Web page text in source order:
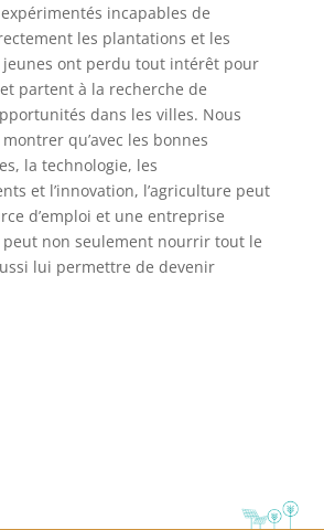
incapables de
les plantations et les
jeunes ont perdu tout intérêt pour
partent à la recherche de
dans les villes. Nous
qu’avec les bonnes
la technologie, les
et l’innovation, l’agriculture peut
d’emploi et une entreprise
non seulement nourrir tout le
lui permettre de devenir